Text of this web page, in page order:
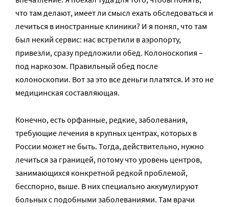
что там делают, имеет ли смысл ехать обследоваться и
лечиться в иностранные клиники? И я понял, что там
был некий сервис: нас встретили в аэропорту,
привезли, сразу предложили обед. Колоноскопия –
под наркозом. Правильный обед после
колоноскопии. Вот за это все деньги платятся. И это не
медицинская составляющая.
Конечно, есть орфанные, редкие, заболевания,
требующие лечения в крупных центрах, которых в
России может не быть. Тогда, действительно, нужно
лечиться за границей, потому что уровень центров,
занимающихся конкретной редкой проблемой,
бесспорно, выше. В них специально аккумулируют
больных с подобными заболеваниями. Там врачи